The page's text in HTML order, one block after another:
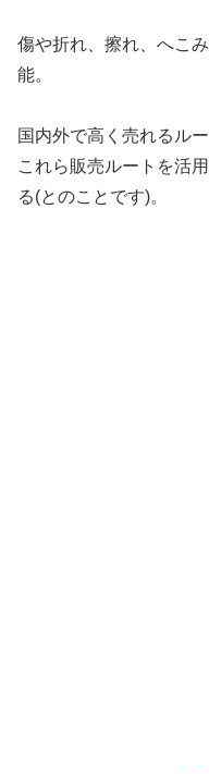
傷や折れ、擦れ、へこ
能。
国内外で高く売れるル
これら販売ルートを活
る(とのことです)。